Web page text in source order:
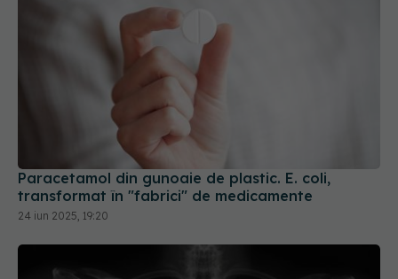
Paracetamol din gunoaie de plastic. E. coli,
transformat în "fabrici" de medicamente
24 iun 2025, 19:20